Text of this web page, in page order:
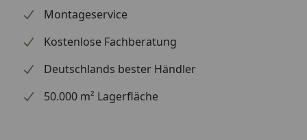
Montageservice
Kostenlose Fachberatung
Deutschlands bester Händler
50.000 m² Lagerfläche